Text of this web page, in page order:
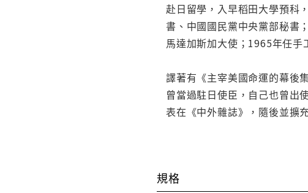
赴日留學，入早稻田大學預科
書、中國國民黨中央黨部秘書
馬達加斯加大使；1965年任手
譯著有《主宰美國命運的幕後
曾當過駐日使臣，自己也曾出
表在《中外雜誌》，隨後並擴
規格